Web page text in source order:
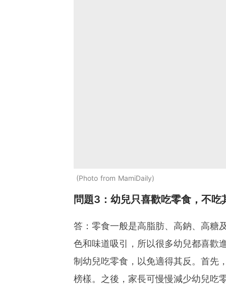
Photo from MamiDaily
問題3：幼兒只喜歡吃零食，不吃
答：零食一般是高脂肪、高鈉、高糖
色和味道吸引，所以很多幼兒都喜歡
制幼兒吃零食，以免適得其反。首先
榜樣。之後，家長可慢慢減少幼兒吃